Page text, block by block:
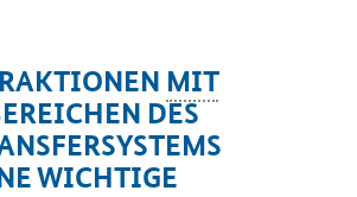
MIT
DES
WICHTIGE